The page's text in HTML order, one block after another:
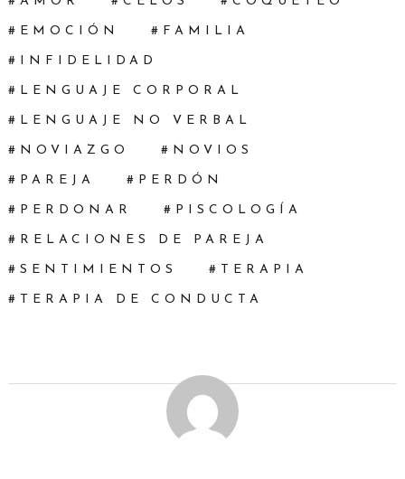
EMOCIÓN FAMILIA
INFIDELIDAD
LENGUAJE CORPORAL
LENGUAJE NO VERBAL
NOVIAZGO NOVIOS
PAREJA PERDÓN
PERDONAR PISCOLOGÍA
RELACIONES DE PAREJA
SENTIMIENTOS TERAPIA
TERAPIA DE CONDUCTA